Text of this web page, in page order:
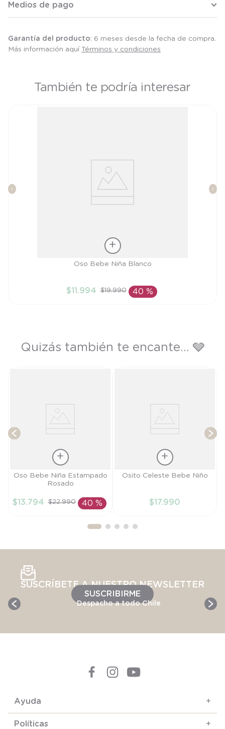
Medios de pago
Garantía del producto: 6 meses desde la fecha de compra.
Más información aquí Términos y condiciones
También te podría interesar
AÑADIR AL CARRITO
Oso Bebe Niña Blanco
$11 .994 $19.990 40 %
Quizás también te encante... 🩶
Talla
AÑADIR AL
Oso Bebe Niña Estampado
Rosado
$13.794 $22.990 40 %
Talla
Osito Celeste Bebe Niño
$17.990
SUSCRÍBETE A NUESTRO NEWSLETTER
SUSCRIBIRME
Despacho a todo Chile
Ayuda +
Políticas +